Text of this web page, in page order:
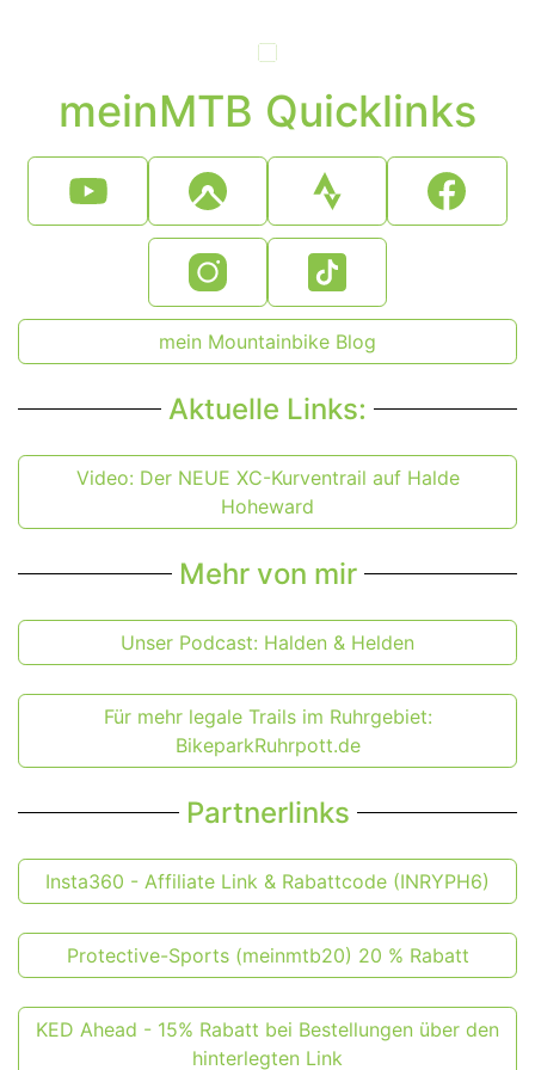
meinMTB Quicklinks
mein Mountainbike Blog
Aktuelle Links:
Video: Der NEUE XC-Kurventrail auf Halde
Hoheward
Mehr von mir
Unser Podcast: Halden & Helden
Für mehr legale Trails im Ruhrgebiet:
BikeparkRuhrpott.de
Partnerlinks
Insta360 - Affiliate Link & Rabattcode (INRYPH6)
Protective-Sports (meinmtb20) 20 % Rabatt
KED Ahead - 15% Rabatt bei Bestellungen über den
hinterlegten Link